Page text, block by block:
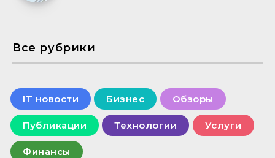
Все рубрики
IT новости Бизнес Обзоры
Публикации Технологии Услуги
Финансы